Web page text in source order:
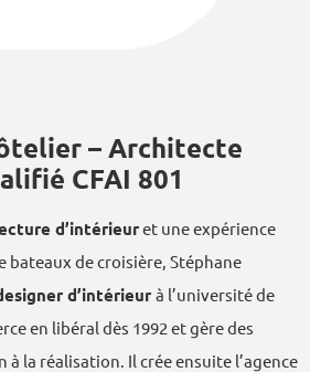
– Architecte
CFAI 801
d’intérieuret une expérience
bateaux de croisière, Stéphane
d’intérieur à l’université de
en libéral dès 1992 et gère des
la réalisation. Il crée ensuite l’agence